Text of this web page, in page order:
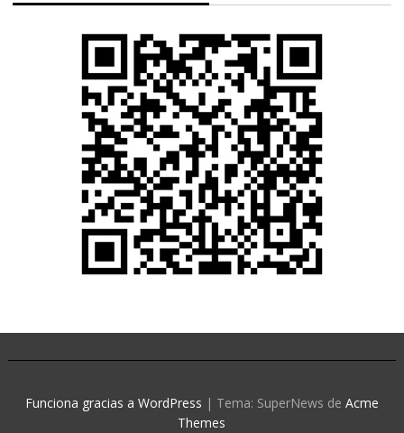
Funciona gracias a WordPress | Tema: SuperNews de Acme
Themes